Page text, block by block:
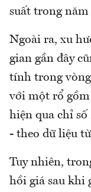
suất trong năm
Ngoài ra, xu
gian gần đây
tính trong
với một rổ
hiện qua chỉ
- theo dữ liệu
Tuy nhiên,
hồi giá sau khi